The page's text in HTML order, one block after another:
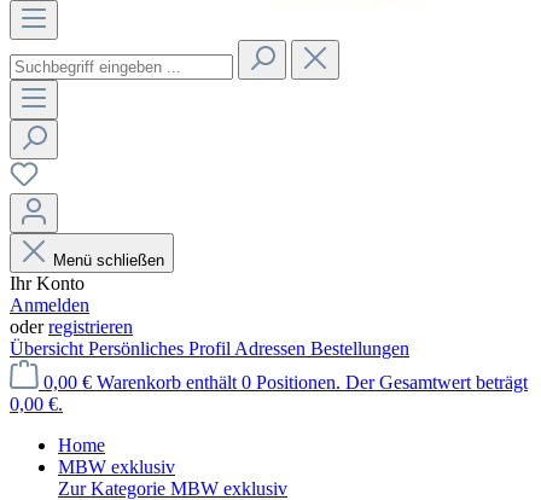
Menü schließen
Ihr Konto
Anmelden
oderregistrieren
Übersicht Persönliches Profil Adressen Bestellungen
0,00 € Warenkorb enthält 0 Positionen. Der Gesamtwert beträgt
0,00 €.
Home
MBW exklusiv
Zur Kategorie MBW exklusiv